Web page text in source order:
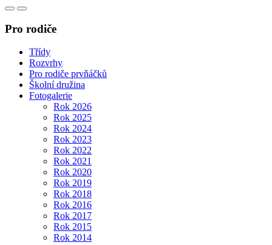
Pro rodiče
Třídy
Rozvrhy
Pro rodiče prvňáčků
Školní družina
Fotogalerie
Rok 2026
Rok 2025
Rok 2024
Rok 2023
Rok 2022
Rok 2021
Rok 2020
Rok 2019
Rok 2018
Rok 2016
Rok 2017
Rok 2015
Rok 2014